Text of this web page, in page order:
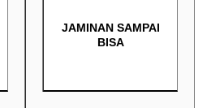
JAMINAN SAMPAI
BISA